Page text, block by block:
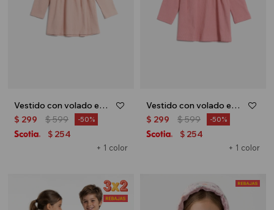
Vestido con volado en hombro - Terracota
+ 1 color
$ 299 $599 50
$ 254
Vestido con volado en hombro - Rosa
+ 1 color
$ 299 $599 50
$ 254